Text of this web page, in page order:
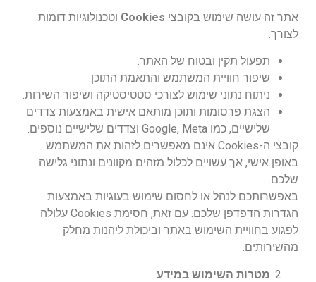
אתר זה עושה שימוש בקובצי Cookies וטכנולוגיות דומות
לצורך:
תפעול תקין ובטוח של האתר.
שיפור חוויית המשתמש והתאמת התוכן.
ניתוח נתוני שימוש לצורכי סטטיסטיקה ושיפור השירות.
הצגת פרסומות ותוכן מותאם אישית באמצעות צדדים
שלישיים, כמו Google, Meta וצדדים שלישיים נוספים.
קובצי ה-Cookies אינם מאפשרים לזהות את המשתמש
באופן אישי, אך עשויים לכלול מזהים מקוונים ונתוני גלישה
שלכם.
באפשרותכם לנהל או לחסום שימוש בעוגיות באמצעות
הגדרות הדפדפן שלכם. עם זאת, חסימת Cookies עלולה
לפגוע בחוויית השימוש באתר וביכולת ליהנות מחלק
מהשירותים.
מטרות השימוש במידע